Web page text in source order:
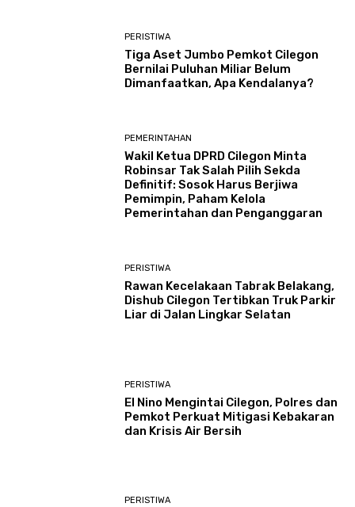
PERISTIWA
Tiga Aset Jumbo Pemkot Cilegon
Bernilai Puluhan Miliar Belum
Dimanfaatkan, Apa Kendalanya?
PEMERINTAHAN
Wakil Ketua DPRD Cilegon Minta
Robinsar Tak Salah Pilih Sekda
Definitif: Sosok Harus Berjiwa
Pemimpin, Paham Kelola
Pemerintahan dan Penganggaran
PERISTIWA
Rawan Kecelakaan Tabrak Belakang,
Dishub Cilegon Tertibkan Truk Parkir
Liar di Jalan Lingkar Selatan
PERISTIWA
El Nino Mengintai Cilegon, Polres dan
Pemkot Perkuat Mitigasi Kebakaran
dan Krisis Air Bersih
PERISTIWA